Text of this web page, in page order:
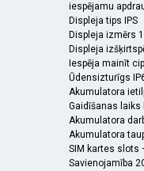
iespējamu
Displeja tips IPS
Displeja izmērs
Displeja
Iespēja mainīt
Ūdensizturīgs
Akumulatora
Gaidīšanas laiks
Akumulatora
Akumulatora
SIM kartes slots
Savienojamība